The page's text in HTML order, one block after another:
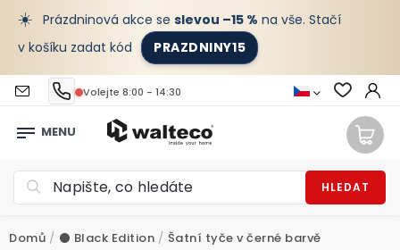
☀️ Prázdninová akce se slevou –15 % na vše. Stačí
v košíku zadat kód
PRAZDNINY15
Volejte 8:00 - 14:30
HLEDAT
Domů / ⚫️ Black Edition / Šatní tyče v černé barvě